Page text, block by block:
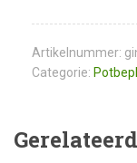
Artikelnummer:
Categorie: